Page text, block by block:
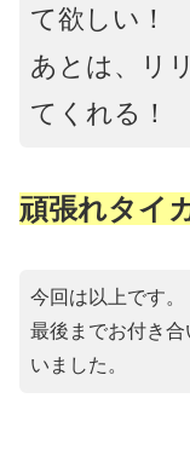
て欲しい！
あとは、リ
てくれる！
頑張れタイ
今回は以上です。
最後までお付き
いました。